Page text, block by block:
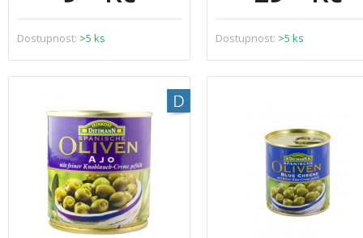
Dostupnost: >5 ks Dostupnost: >5 ks